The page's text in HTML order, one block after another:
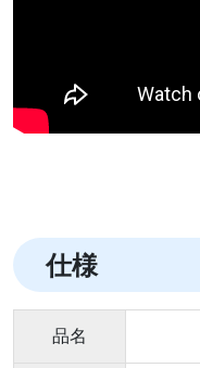
仕様
品名